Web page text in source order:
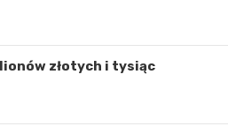
złotych i tysiąc